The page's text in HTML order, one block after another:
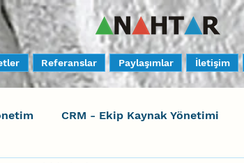
Referanslar Paylaşımlar İletişim
CRM - Ekip Kaynak Yönetimi